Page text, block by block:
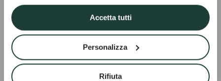
Accetta tutti
Personalizza
Rifiuta